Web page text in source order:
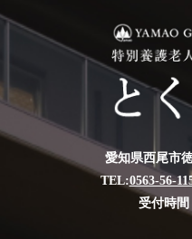
愛知県西尾市
TEL:0563-56-
受付時